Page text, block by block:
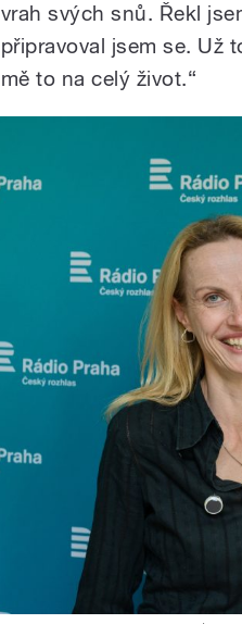
vrah svých snů. Řekl
připravoval jsem se. Už
mě to na celý život.“